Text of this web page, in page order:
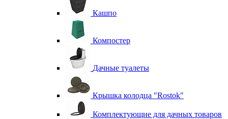
Кашпо
Компостер
Дачные туалеты
Крышка колодца "Rostok"
Комплектующие для дачных товаров